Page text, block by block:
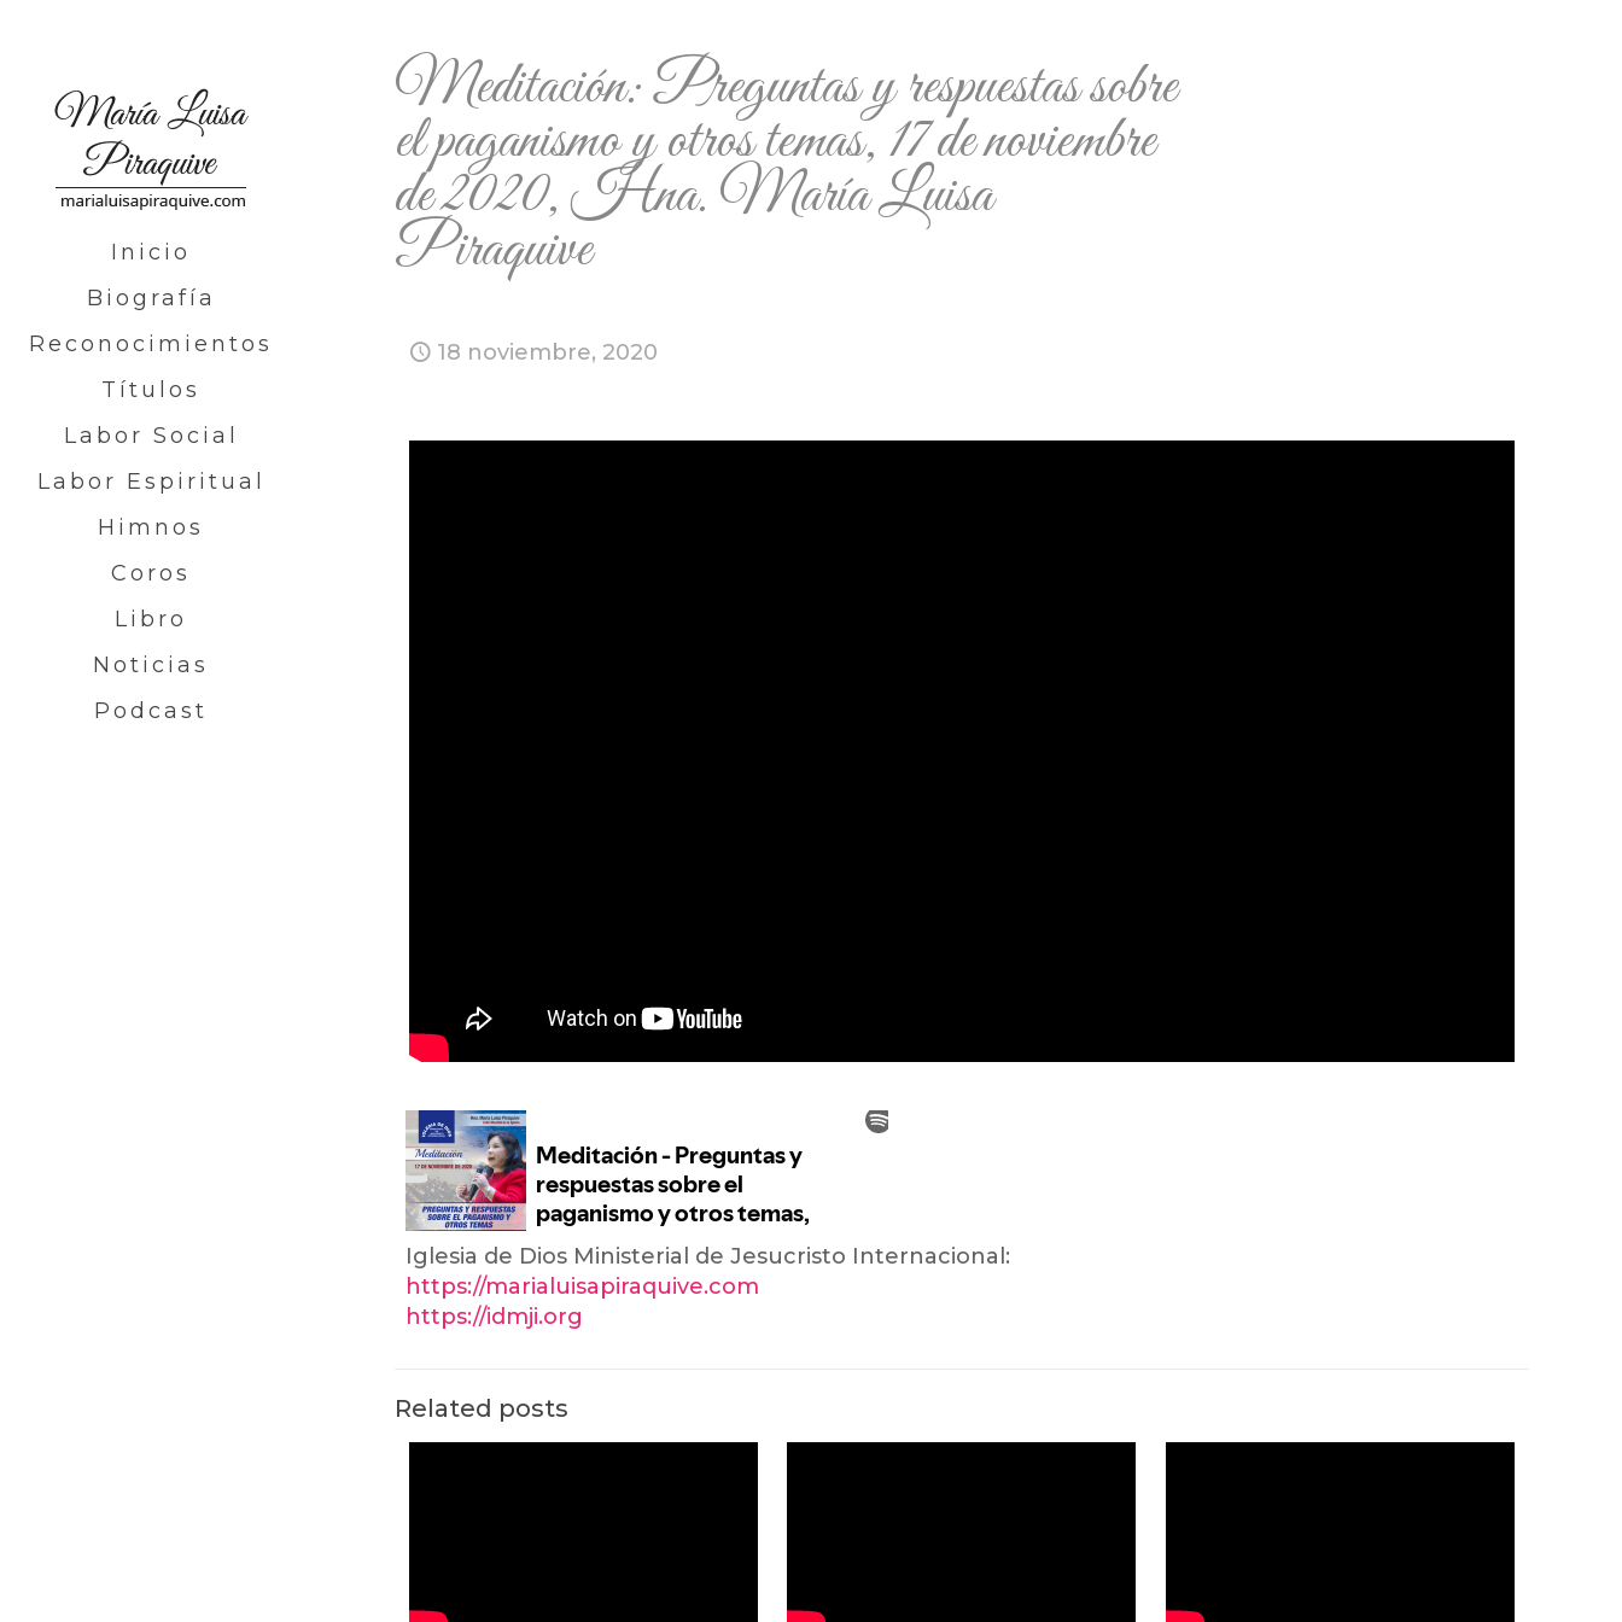
Inicio
Biografía
Reconocimientos
Títulos
Labor Social
Labor Espiritual
Himnos
Coros
Libro
Noticias
Podcast
Meditación: Preguntas y respuestas sobre
el paganismo y otros temas, 17 de noviembre
de 2020, Hna. María Luisa
Piraquive
18 noviembre, 2020
Iglesia de Dios Ministerial de Jesucristo Internacional:
https://marialuisapiraquive.com
https://idmji.org
Related posts